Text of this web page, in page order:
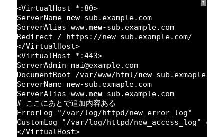
?
<VirtualHost *: 80>
ServerName new-sub.example.com
ServerAlias www. new-sub.example.com
Redirect / https: //new-sub.example.com/
</VirtualHost>
<VirtualHost *:443>
ServerAdmin mai@example.com
DocumentRoot /var/www/html/new-sub.exmaple.com
ServerName new-sub.exmaple.com
ServerAlias www. new-sub.example.com
# ここにあとで追加内容ある
ErrorLog "/var/log/httpd/new_error_log"
CustomLog "/var/log/httpd/new_access_log"
</VirtualHost>